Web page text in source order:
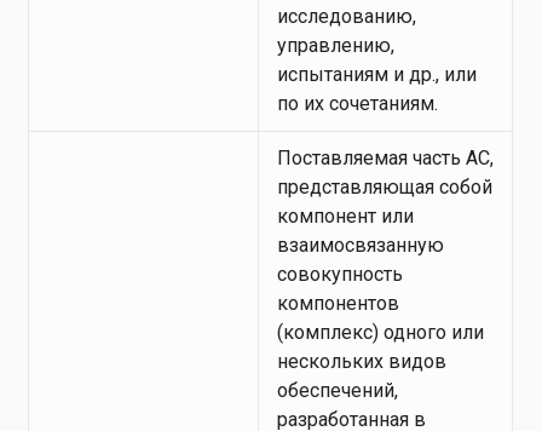
исследованию,
управлению,
испытаниям и др., или
по их сочетаниям.
Поставляемая часть АС,
представляющая собой
компонент или
взаимосвязанную
совокупность
компонентов
(комплекс) одного или
нескольких видов
обеспечений,
разработанная в